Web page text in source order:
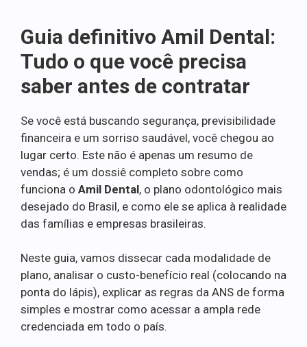
Guia definitivo Amil Dental:
Tudo o que você precisa
saber antes de contratar
Se você está buscando segurança, previsibilidade
financeira e um sorriso saudável, você chegou ao
lugar certo. Este não é apenas um resumo de
vendas; é um dossiê completo sobre como
funciona o Amil Dental, o plano odontológico mais
desejado do Brasil, e como ele se aplica à realidade
das famílias e empresas brasileiras.
Neste guia, vamos dissecar cada modalidade de
plano, analisar o custo-benefício real (colocando na
ponta do lápis), explicar as regras da ANS de forma
simples e mostrar como acessar a ampla rede
credenciada em todo o país.